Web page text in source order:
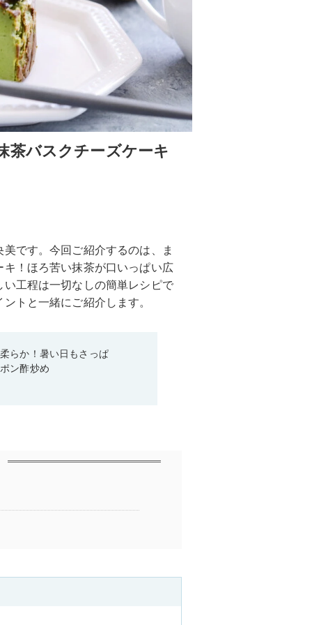
茶バスクチーズケーキ
です。今回ご紹介するのは、ま
！ほろ苦い抹茶が口いっぱい広
工程は一切なしの簡単レシピで
トと一緒にご紹介します。
らか！暑い日もさっぱ
ン酢炒め